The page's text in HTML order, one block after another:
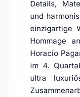
Details,
und
einzigartige
Hommage
Horacio
im 4.
ultra